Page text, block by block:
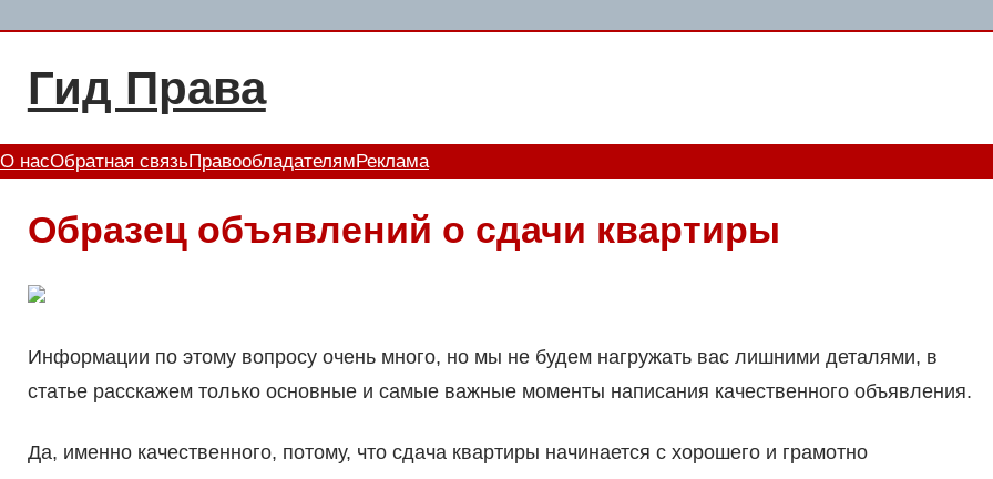
содержимому
Гид Права
О насОбратная связьПравообладателям Реклама
Образец объявлений о сдачи квартиры
Информации по этому вопросу очень много, но мы не будем нагружать вас лишними деталями, в
статье расскажем только основные и самые важные моменты написания качественного объявления.
Да, именно качественного, потому, что сдача квартиры начинается с хорошего и грамотно